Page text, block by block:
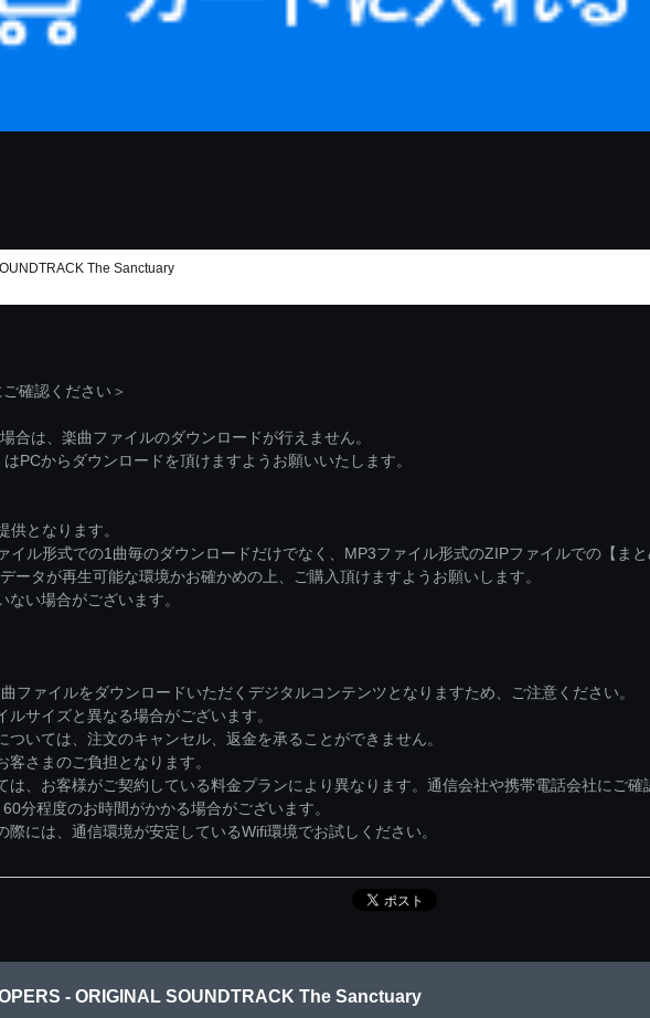
The Sanctuary
確認ください＞
は、楽曲ファイルのダウンロードが行えません。
PCからダウンロードを頂けますようお願いいたします。
供となります。
ル形式での1曲毎のダウンロードだけでなく、MP3ファイル形式のZIPファイルでの【まと
タが再生可能な環境かお確かめの上、ご購入頂けますようお願いします。
い場合がございます。
ファイルをダウンロードいただくデジタルコンテンツとなりますため、ご注意ください。
サイズと異なる場合がございます。
いては、注文のキャンセル、返金を承ることができません。
さまのご負担となります。
は、お客様がご契約している料金プランにより異なります。通信会社や携帯電話会社にご確
分程度のお時間がかかる場合がございます。
には、通信環境が安定しているWifi環境でお試しください。
- ORIGINAL SOUNDTRACK The Sanctuary